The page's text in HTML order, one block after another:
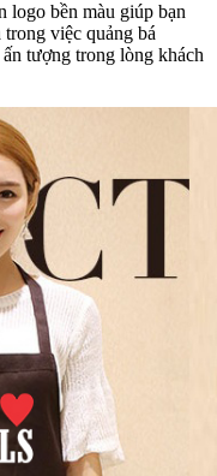
logo bền màu giúp bạn
việc quảng bá
tượng trong lòng khách